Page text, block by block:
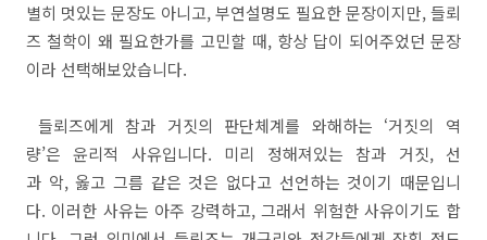
별히 멋있는 문장도 아니고, 부연설명도 필요한 문장이지만, 들뢰
즈 철학이 왜 필요한가를 고민할 때, 항상 답이 되어주었던 문장
이라 선택해보았습니다.
들뢰즈에게 참과 거짓의 판단체계를 와해하는 ‘거짓의 역
량’은 윤리적 사유입니다. 미리 정해져있는 참과 거짓, 선
과 악, 옳고 그름 같은 것은 없다고 선언하는 것이기 때문입니
다. 이러한 사유는 아주 강력하고, 그래서 위험한 사유이기도 합